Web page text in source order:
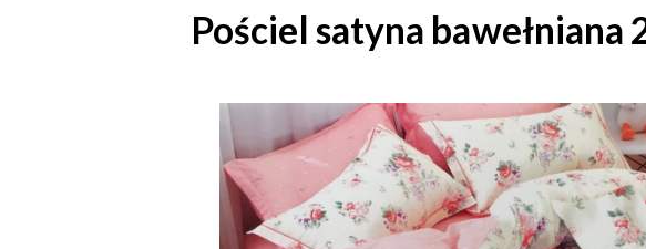
Pościel satyna bawełniana